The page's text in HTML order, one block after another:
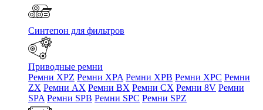
Синтепон для фильтров
Приводные ремни
Ремни XPZ Ремни XPA Ремни XPB Ремни XPC Ремни
ZX Ремни AX Ремни BX Ремни CX Ремни 8V Ремни
SPA Ремни SPB Ремни SPC Ремни SPZ